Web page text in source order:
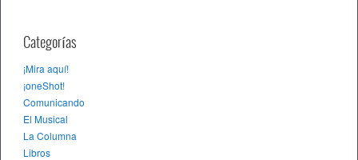
Categorías
¡Mira aquí!
¡oneShot!
Comunicando
El Musical
La Columna
Libros